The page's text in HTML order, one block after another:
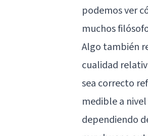
podemos ver
muchos
Algo también
cualidad
sea correcto
medible a
dependiendo